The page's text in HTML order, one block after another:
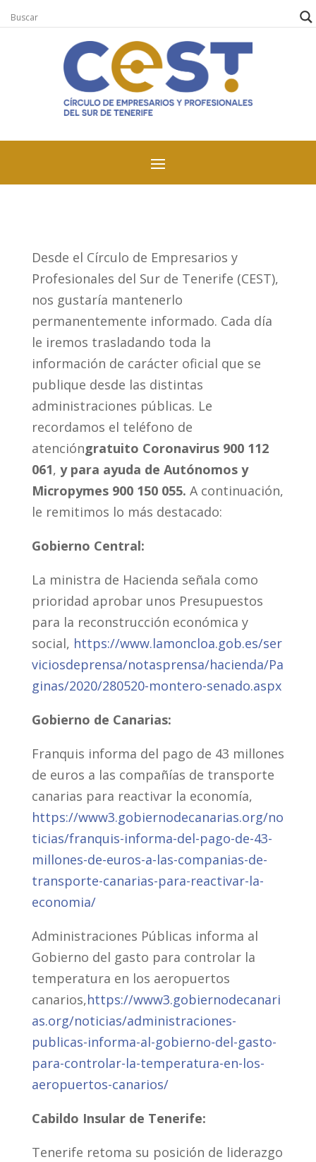
Desde el Círculo de Empresarios y
Profesionales del Sur de Tenerife (CEST),
nos gustaría mantenerlo
permanentemente informado. Cada día
le iremos trasladando toda la
información de carácter oficial que se
publique desde las distintas
administraciones públicas. Le
recordamos el teléfono de
atencióngratuito Coronavirus 900 112
061, y para ayuda de Autónomos y
Micropymes 900 150 055. A continuación,
le remitimos lo más destacado:
Gobierno Central:
La ministra de Hacienda señala como
prioridad aprobar unos Presupuestos
para la reconstrucción económica y
social, https://www.lamoncloa.gob.es/ser
viciosdeprensa/notasprensa/hacienda/Pa
ginas/2020/280520-montero-senado.aspx
Gobierno de Canarias:
Franquis informa del pago de 43 millones
de euros a las compañías de transporte
canarias para reactivar la economía,
https://www3.gobiernodecanarias.org/no
ticias/franquis-informa-del-pago-de-43-
millones-de-euros-a-las-companias-de-
transporte-canarias-para-reactivar-la-
economia/
Administraciones Públicas informa al
Gobierno del gasto para controlar la
temperatura en los aeropuertos
canarios,https://www3.gobiernodecanari
as.org/noticias/administraciones-
publicas-informa-al-gobierno-del-gasto-
para-controlar-la-temperatura-en-los-
aeropuertos-canarios/
Cabildo Insular de Tenerife:
Tenerife retoma su posición de liderazgo